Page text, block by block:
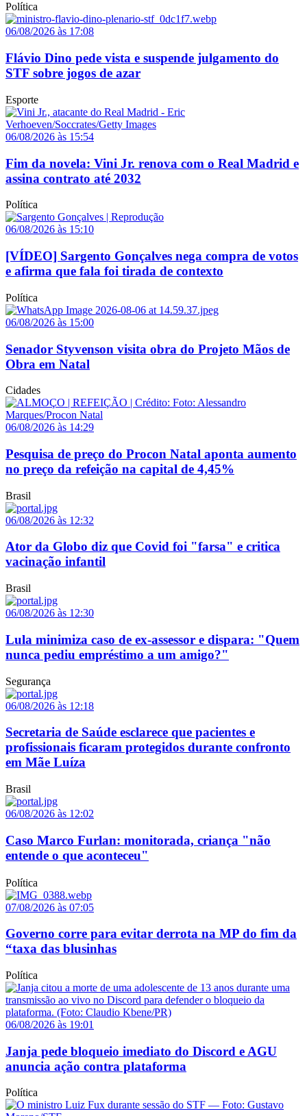
Política
06/08/2026 às 17:08
Flávio Dino pede vista e suspende julgamento do
STF sobre jogos de azar
Esporte
06/08/2026 às 15:54
Fim da novela: Vini Jr. renova com o Real Madrid e
assina contrato até 2032
Política
06/08/2026 às 15:10
[VÍDEO] Sargento Gonçalves nega compra de votos
e afirma que fala foi tirada de contexto
Política
06/08/2026 às 15:00
Senador Styvenson visita obra do Projeto Mãos de
Obra em Natal
Cidades
06/08/2026 às 14:29
Pesquisa de preço do Procon Natal aponta aumento
no preço da refeição na capital de 4,45%
Brasil
06/08/2026 às 12:32
Ator da Globo diz que Covid foi "farsa" e critica
vacinação infantil
Brasil
06/08/2026 às 12:30
Lula minimiza caso de ex-assessor e dispara: "Quem
nunca pediu empréstimo a um amigo?"
Segurança
06/08/2026 às 12:18
Secretaria de Saúde esclarece que pacientes e
profissionais ficaram protegidos durante confronto
em Mãe Luíza
Brasil
06/08/2026 às 12:02
Caso Marco Furlan: monitorada, criança "não
entende o que aconteceu"
Política
07/08/2026 às 07:05
Governo corre para evitar derrota na MP do fim da
“taxa das blusinhas
Política
06/08/2026 às 19:01
Janja pede bloqueio imediato do Discord e AGU
anuncia ação contra plataforma
Política